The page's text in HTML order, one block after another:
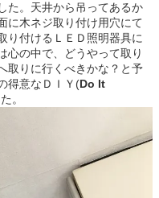
た。天井から吊ってあるか
に木ネジ取り付け用穴にて
り付けるＬＥＤ照明器具に
心の中で、どうやって取り
取りに行くべきかな？と予
得意なＤＩＹ(Do It
。